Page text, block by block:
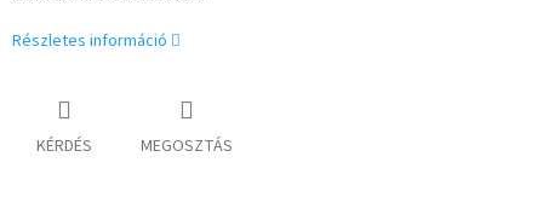
Részletes információ
KÉRDÉS MEGOSZTÁS